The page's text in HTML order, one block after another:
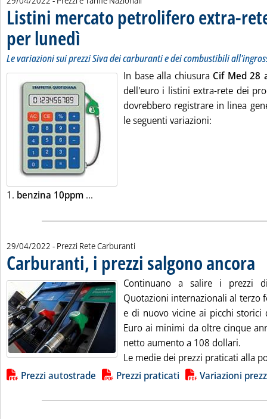
Listini mercato petrolifero extra-
per lunedì . Sottotitolo: Le variazioni sui prezzi Siva dei carburanti e dei
. Pubblicata venerdì 29 aprile 2022 alle 9.6.
Le variazioni sui prezzi Siva dei carburanti e dei combustibili
In base alla chiusura Cif Med 28
dell'euro i listini extra-rete dei
dovrebbero registrare in linea
le seguenti variazioni:
1. benzina 10ppm ...
29/04/2022 - Prezzi Rete Carburanti
Carburanti, i prezzi salgono ancora
Continuano a salire i prezzi
Quotazioni internazionali al terzo
e di nuovo vicine ai picchi
Euro ai minimi da oltre cinque
netto aumento a 108 dollari.
Le medie dei prezzi praticati alla
Lista allegati PDF alla notizia
Prezzi autostrade Prezzi praticati Variazioni